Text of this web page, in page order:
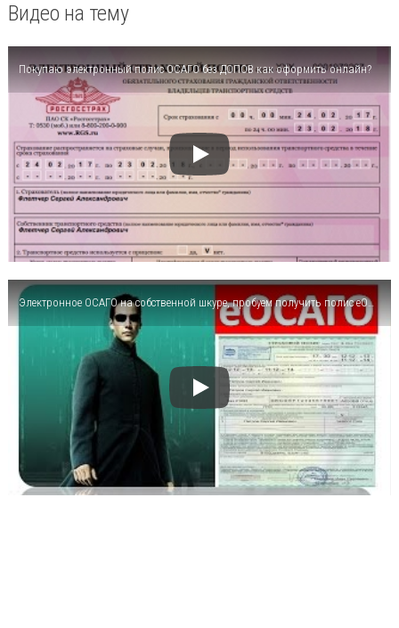
Видео на тему
Покупаю электронный полис ОСАГО без ДОПОВ как оформить онлайн?
Электронное ОСАГО на собственной шкуре, пробуем получить полис еОСАГО ОНЛАЙН в РГС